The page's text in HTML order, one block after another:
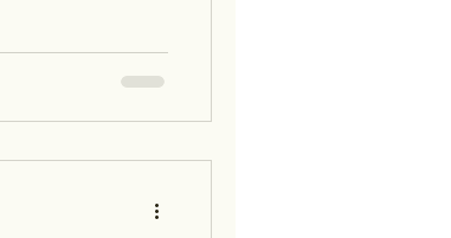
会の成長」下剋
つの世界大戦とア
※次のお休みは7
間スケジュール
ス）の予約方法